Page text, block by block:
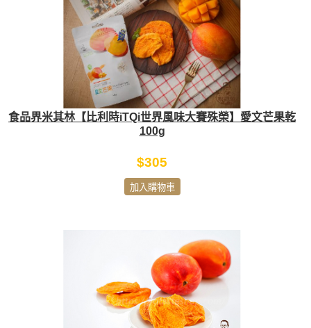
食品界米其林【比利時iTQi世界風味大賽殊榮】愛文芒果乾
100g
$305
加入購物車